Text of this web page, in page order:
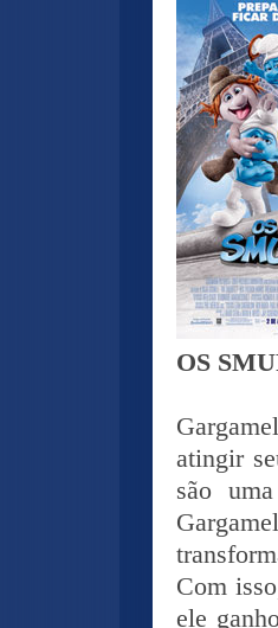
OS
atingir
são
Com
ele